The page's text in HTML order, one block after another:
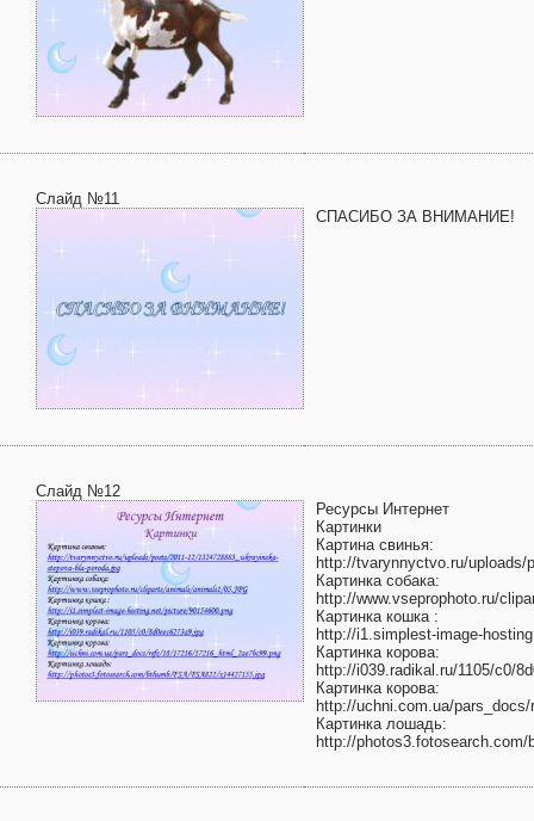
Слайд №11
СПАСИБО ЗА ВНИМАНИЕ!
Слайд №12
Ресурсы Интернет
Картинки
Картина свинья:
http://tvarynnyctvo.ru/uploads/
Картинка собака:
http://www.vseprophoto.ru/
Картинка кошка :
http://i1.simplest-image-
Картинка корова:
http://i039.radikal.ru/1105/c0/
Картинка корова:
http://uchni.com.ua/
Картинка лошадь:
http://